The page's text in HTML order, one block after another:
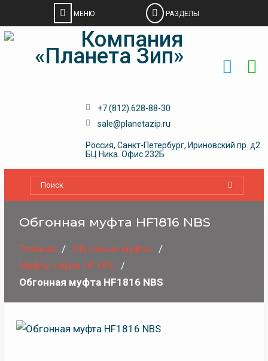
Skip
+7 (812) 628-88-30
sale@planetazip.ru
Россия, Санкт-Петербург, Ириновский пр. д2.
БЦ Ника. Офис 232Б
Обгонная муфта HF1816 NBS
Главная
Обгонные муфты
Муфты серии HF HFL
Обгонная муфта HF1816 NBS